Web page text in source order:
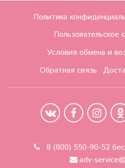
Политика
Пользовательское
Условия обмена и
Обратная связь
8 (800) 550-90-52
adv-